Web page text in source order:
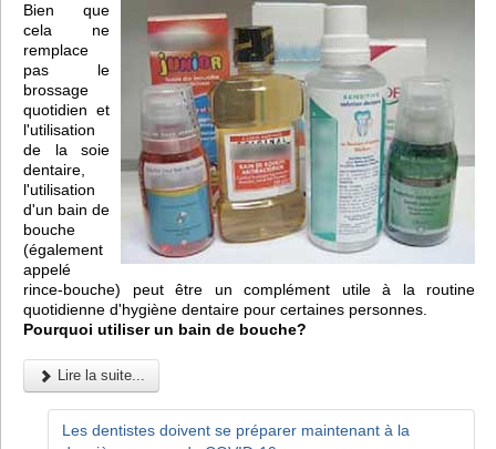
Bien que
cela ne
remplace
pas le
brossage
quotidien et
l'utilisation
de la soie
dentaire,
l'utilisation
d'un bain de
bouche
(également
appelé
rince-bouche) peut être un complément utile à la routine
quotidienne d'hygiène dentaire pour certaines personnes.
Pourquoi utiliser un bain de bouche?
Lire la suite...
Les dentistes doivent se préparer maintenant à la